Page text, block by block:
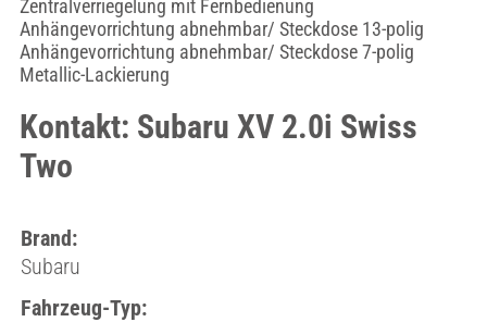
Zentralverriegelung mit Fernbedienung
Anhängevorrichtung abnehmbar/ Steckdose 13-polig
Anhängevorrichtung abnehmbar/ Steckdose 7-polig
Metallic-Lackierung
Kontakt: Subaru XV 2.0i Swiss
Two
Brand:
Subaru
Fahrzeug-Typ: